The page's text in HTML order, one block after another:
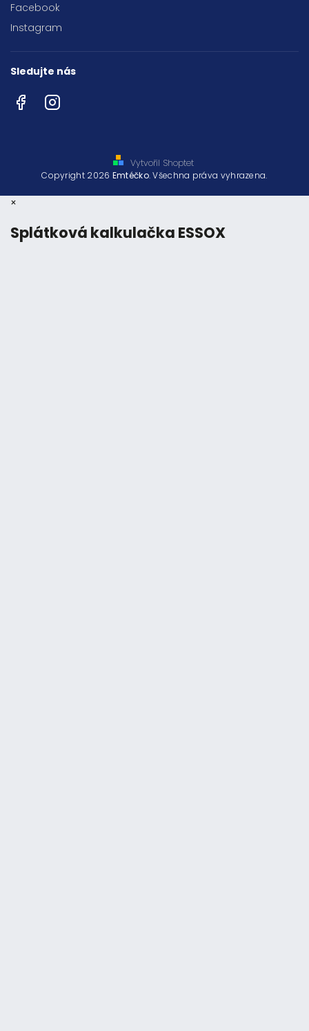
Facebook
Instagram
Sledujte nás
FacebookInstagram
Vytvořil Shoptet
Copyright 2026 Emtéčko. Všechna práva vyhrazena.
×
Splátková kalkulačka ESSOX